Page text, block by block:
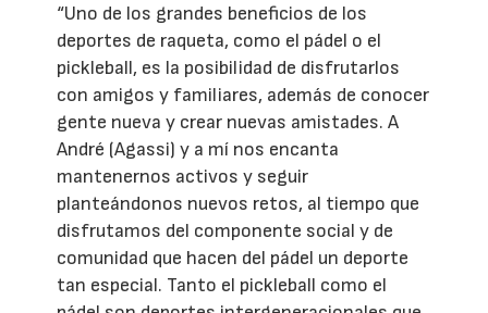
“Uno de los grandes beneficios de los
deportes de raqueta, como el pádel o el
pickleball, es la posibilidad de disfrutarlos
con amigos y familiares, además de conocer
gente nueva y crear nuevas amistades. A
André (Agassi) y a mí nos encanta
mantenernos activos y seguir
planteándonos nuevos retos, al tiempo que
disfrutamos del componente social y de
comunidad que hacen del pádel un deporte
tan especial. Tanto el pickleball como el